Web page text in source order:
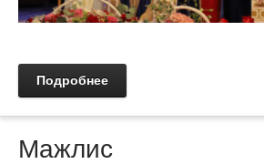
Подробнее
Мажлис